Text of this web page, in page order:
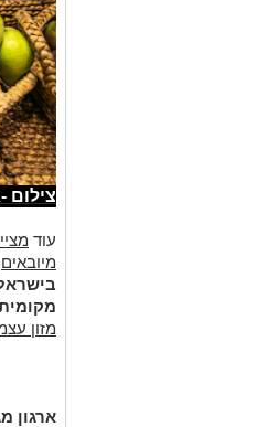
צילום
עוד
מיובאים
מזון
ארגון